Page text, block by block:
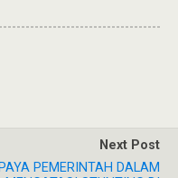
Next Post
PEMERINTAH DALAM